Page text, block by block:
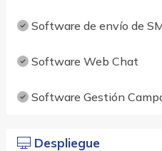
Software de envío de
Software Web Chat
Software Gestión
Despliegue